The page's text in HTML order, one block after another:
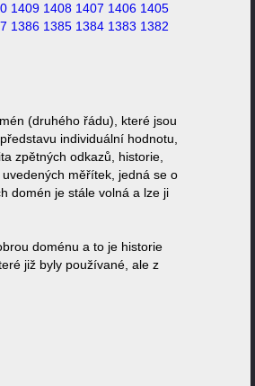
1409 1408 1407 1406 1405
1386 1385 1384 1383 1382
(druhého řádu), které jsou
individuální hodnotu,
zpětných odkazů, historie,
měřítek, jedná se o
domén je stále volná a lze ji
doménu a to je historie
již byly používané, ale z